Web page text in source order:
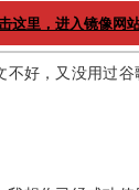
这里，进入镜像网
不好，又没用过